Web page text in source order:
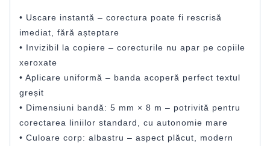
• Uscare instantă – corectura poate fi rescrisă
imediat, fără așteptare
• Invizibil la copiere – corecturile nu apar pe copiile
xeroxate
• Aplicare uniformă – banda acoperă perfect textul
greșit
• Dimensiuni bandă: 5 mm × 8 m – potrivită pentru
corectarea liniilor standard, cu autonomie mare
• Culoare corp: albastru – aspect plăcut, modern